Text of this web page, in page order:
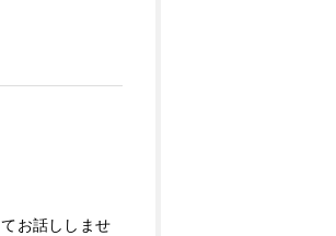
お話ししませ